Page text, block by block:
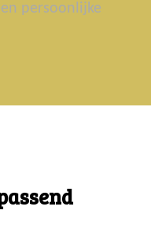
persoonlijke